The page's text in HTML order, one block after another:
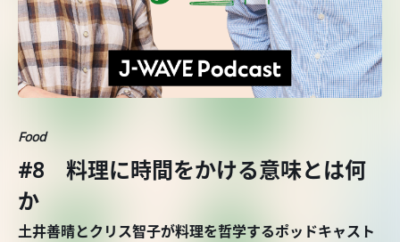
Food
#8 料理に時間をかける意味とは何
か
土井善晴とクリス智子が料理を哲学するポッドキャスト